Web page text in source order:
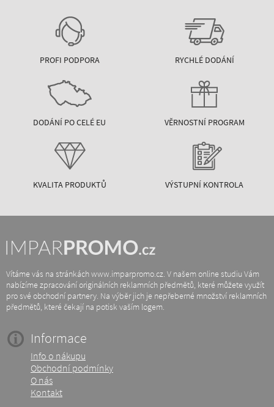
PROFI PODPORA RYCHLÉ DODÁNÍ
DODÁNÍ PO CELÉ EU VĚRNOSTNÍ PROGRAM
KVALITA PRODUKTŮ VÝSTUPNÍ KONTROLA
Vítáme vás na stránkách www.imparpromo.cz. V našem online studiu Vám
nabízíme zpracování originálních reklamních předmětů, které můžete využít
pro své obchodní partnery. Na výběr jich je nepřeberné množství reklamních
předmětů, které čekají na potisk vaším logem.
Informace
Info o nákupu
Obchodní podmínky
O nás
Kontakt